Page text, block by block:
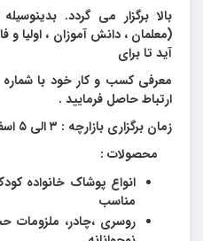
بالا برگزار می گردد.
(معلمان ، دانش آموزان ، اولیا
آید تا برای
ارتباط حاصل فرمایید .
زمان برگزاری بازارچه : ۳ الی ۵ اسفندماه ۱۴۰۱ ساعت ۱۰ الی ۲۰
محصولات :
انواع پوشاک خانواده
مناسب
روسری ،چادر، ملزومات